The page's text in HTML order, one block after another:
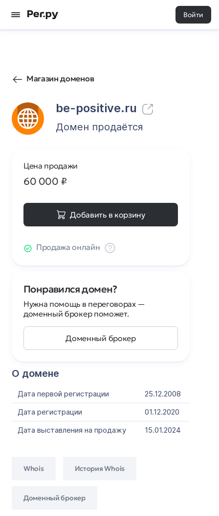
Войти
Магазин доменов
be-positive.ru
2 0
Домен продаётся
О домене
Дата первой регистрации
25.12.2008
Дата регистрации
01.12.2020
Дата выставления на продажу
15.01.2024
Whois История Whois
Доменный брокер
Цена продажи
60 000 ₽
Добавить в корзину
Продажа онлайн
Понравился домен?
Нужна помощь в переговорах —
доменный брокер поможет.
Доменный брокер